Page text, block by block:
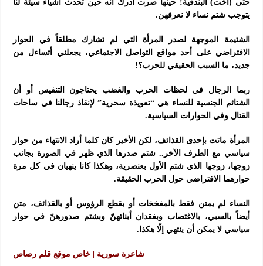
حتى (أخت) البندقية! حينها صرت أدرك أنه حين تحدث أشياء سيئة لنا
يتوجب شتم نساء لا نعرفهن.
الشتيمة الموجهة لصدر المرأة التي لم تشارك مطلقاً في الحوار
الافتراضي على أحد مواقع التواصل الاجتماعي، يجعلني أتساءل من
جديد، ما السبب الحقيقي للحرب؟!
ربما الرجال في لحظات الحرب والغضب يحتاجون التنفيس أو أن
الشتائم الجنسية للنساء هي “تعويذة سحرية” لإنقاذ رجالنا في ساحات
القتال وفي الحوارات السياسية.
المرأة ماتت بإحدى القذائف، لكن الأخير كان كلما أراد الانتهاء من حوار
سياسي مع الطرف الآخر.. شتم صدرها الذي ظهر في الصورة بجانب
زوجها، زوجها الذي شتم الأول بعنصرية، وهكذا كانا ينهيان في كل مرة
حوارهما الافتراضي حول الحرب الحقيقة.
النساء لم يمتن فقط بالمفخخات أو بقطع الرؤوس أو بالقذائف، متن
أيضاً بالسبي، بالاغتصاب وبفقدان أبنائهنّ وبشتم صدورهنّ في حوار
سياسي لا يمكن أن ينتهي إلّا هكذا.
شاعرة سورية | خاص موقع قلم رصاص